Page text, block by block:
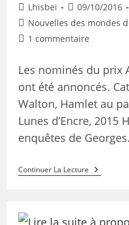
Lhisbei
09/10/2016
Nouvelles des mondes
1 commentaire
Les nominés du prix
ont été annoncés.
Walton, Hamlet au
Lunes d’Encre, 2015
enquêtes de
Continuer La Lecture